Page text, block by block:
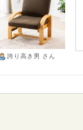
誇り高き男 さん